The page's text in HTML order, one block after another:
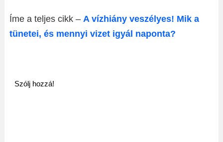
Íme a teljes cikk – A vízhiány veszélyes! Mik a
tünetei, és mennyi vizet igyál naponta?
Szólj hozzá!